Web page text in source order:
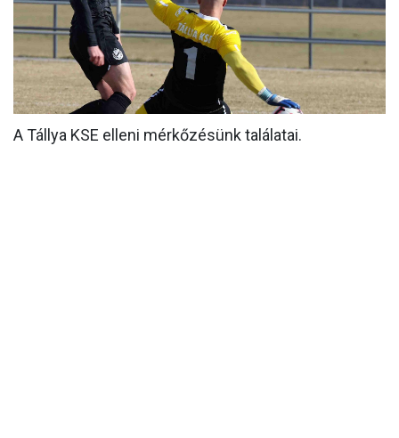
MÉRKŐZÉSEK
KLUB
GALÉRIA
SZURKOLÓI ÉLMÉNYEK
A Tállya KSE elleni mérkőzésünk találatai.